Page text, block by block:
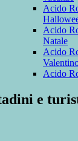
Acido
Acido
Natale
Acido
Acido
e